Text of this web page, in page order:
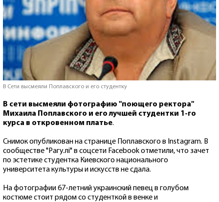
В Сети высмеяли Поплавского и его студентку
В сети высмеяли фотографию "поющего ректора"
Михаила Поплавского и его лучшей студентки 1-го
курса в откровенном платье.
Снимок опубликован на странице Поплавского в Instagram. В
сообществе "Рагу.лі" в соцсети Facebook отметили, что зачет
по эстетике студентка Киевского национального
университета культуры и искусств не сдала.
На фотографии 67-летний украинский певец в голубом
костюме стоит рядом со студенткой в венке и